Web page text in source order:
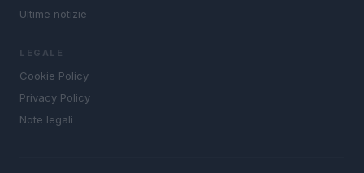
Ultime notizie
LEGALE
Cookie Policy
Privacy Policy
Note legali